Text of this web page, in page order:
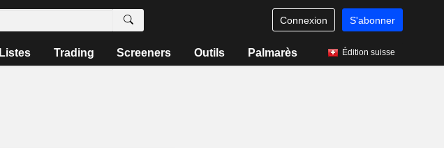
Connexion S'abonner
Listes Trading Screeners Outils Palmarès Édition suisse